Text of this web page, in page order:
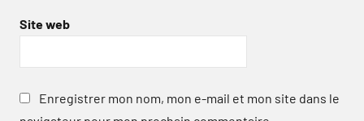
Site web
Enregistrer mon nom, mon e-mail et mon site dans le